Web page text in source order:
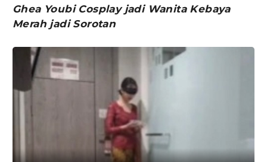
Ghea Youbi Cosplay jadi Wanita Kebaya
Merah jadi Sorotan